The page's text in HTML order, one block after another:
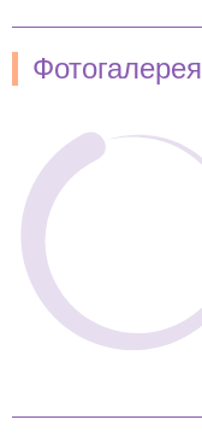
Фотогалерея